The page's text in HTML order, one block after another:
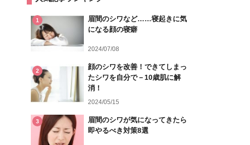
1
眉間のシワなど……寝起きに気
になる顔の寝癖
2024/07/08
2
顔のシワを改善！できてしまっ
たシワを自分で－10歳肌に解
消！
2024/05/15
3
眉間のシワが気になってきたら
即やるべき対策8選